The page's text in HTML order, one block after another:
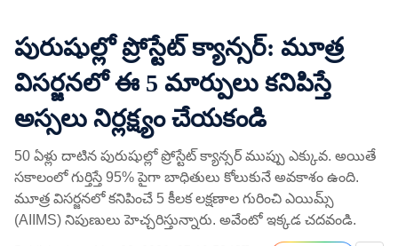
పురుషుల్లో ప్రోస్టేట్ క్యాన్సర్: మూత్ర
విసర్జనలో ఈ 5 మార్పులు కనిపిస్తే
అస్సలు నిర్లక్ష్యం చేయకండి
50 ఏళ్లు దాటిన పురుషుల్లో ప్రోస్టేట్ క్యాన్సర్ ముప్పు ఎక్కువ. అయితే
సకాలంలో గుర్తిస్తే 95% పైగా బాధితులు కోలుకునే అవకాశం ఉంది.
మూత్ర విసర్జనలో కనిపించే 5 కీలక లక్షణాల గురించి ఎయిమ్స్
(AIIMS) నిపుణులు హెచ్చరిస్తున్నారు. అవేంటో ఇక్కడ చదవండి.